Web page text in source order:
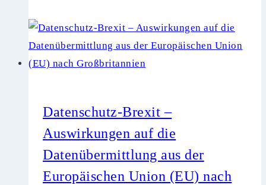
Conduct
on
mobile
apps
Mehr
Sicherheit
/
Datenschutz-Brexit –
Auswirkungen auf die
Datenübermittlung aus der
Europäischen Union (EU) nach